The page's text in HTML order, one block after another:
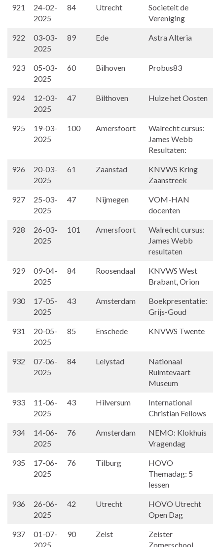
921
24-02-
2025
84 Utrecht
Societeit de
Vereniging
922
03-03-
2025
89 Ede Astra Alteria
923
05-03-
2025
60 Bilhoven Probus83
924
12-03-
2025
47 Bilthoven Huize het Oosten
925
19-03-
2025
100 Amersfoort
Walrecht cursus:
James Webb
Resultaten:
926
20-03-
2025
61 Zaanstad
KNVWS Kring
Zaanstreek
927
25-03-
2025
47 Nijmegen
VOM-HAN
docenten
928
26-03-
2025
101 Amersfoort
Walrecht cursus:
James Webb
resultaten
929
09-04-
2025
84 Roosendaal
KNVWS West
Brabant, Orion
930
17-05-
2025
43 Amsterdam
Boekpresentatie:
Grijs-Goud
931
20-05-
2025
85 Enschede KNVWS Twente
932
07-06-
2025
84 Lelystad
Nationaal
Ruimtevaart
Museum
933
11-06-
2025
43 Hilversum
International
Christian Fellows
934
14-06-
2025
76 Amsterdam
NEMO: Klokhuis
Vragendag
935
17-06-
2025
76 Tilburg
HOVO
Themadag: 5
lessen
936
26-06-
2025
42 Utrecht
HOVO Utrecht
Open Dag
937
01-07-
2025
90 Zeist
Zeister
Zomerschool